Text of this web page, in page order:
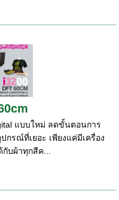
แบบใหม่ ลดขั้นตอนการ
กรณ์ที่เยอะ เพียงแค่มีเครื่อง
กับผ้าทุกสีค...